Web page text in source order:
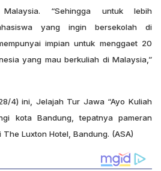
“Sehingga untuk lebih
yang ingin bersekolah di
impian untuk menggaet 20
yang mau berkuliah di Malaysia,”
4) ini, Jelajah Tur Jawa “Ayo Kuliah
kota Bandung, tepatnya pameran
Luxton Hotel, Bandung. (ASA)